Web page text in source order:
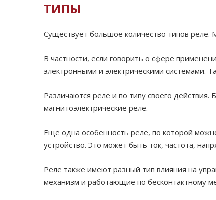
ТИПЫ
Существует большое количество типов реле.
В частности, если говорить о сфере
электронными и электрическими системами.
Различаются реле и по типу своего
магнитоэлектрические реле.
Еще одна особенность реле, по которой
устройство. Это может быть ток, частота,
Реле также имеют разный тип влияния на
механизм и работающие по бесконтактному